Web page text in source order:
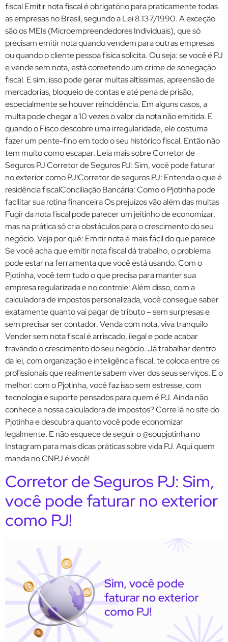
fiscal Emitir nota fiscal é obrigatório para praticamente todas
as empresas no Brasil, segundo a Lei 8.137/1990. A exceção
são os MEIs (Microempreendedores Individuais), que só
precisam emitir nota quando vendem para outras empresas
ou quando o cliente pessoa física solicita. Ou seja: se você é PJ
e vende sem nota, está cometendo um crime de sonegação
fiscal. E sim, isso pode gerar multas altíssimas, apreensão de
mercadorias, bloqueio de contas e até pena de prisão,
especialmente se houver reincidência. Em alguns casos, a
multa pode chegar a 10 vezes o valor da nota não emitida. E
quando o Fisco descobre uma irregularidade, ele costuma
fazer um pente-fino em todo o seu histórico fiscal. Então não
tem muito como escapar. Leia mais sobre Corretor de
Seguros PJ Corretor de Seguros PJ: Sim, você pode faturar
no exterior como PJ!Corretor de seguros PJ: Entenda o que é
residência fiscalConciliação Bancária: Como o Pjotinha pode
facilitar sua rotina financeira Os prejuízos vão além das multas
Fugir da nota fiscal pode parecer um jeitinho de economizar,
mas na prática só cria obstáculos para o crescimento do seu
negócio. Veja por quê: Emitir nota é mais fácil do que parece
Se você acha que emitir nota fiscal dá trabalho, o problema
pode estar na ferramenta que você está usando. Com o
Pjotinha, você tem tudo o que precisa para manter sua
empresa regularizada e no controle: Além disso, com a
calculadora de impostos personalizada, você consegue saber
exatamente quanto vai pagar de tributo – sem surpresas e
sem precisar ser contador. Venda com nota, viva tranquilo
Vender sem nota fiscal é arriscado, ilegal e pode acabar
travando o crescimento do seu negócio. Já trabalhar dentro
da lei, com organização e inteligência fiscal, te coloca entre os
profissionais que realmente sabem viver dos seus serviços. E o
melhor: com o Pjotinha, você faz isso sem estresse, com
tecnologia e suporte pensados para quem é PJ. Ainda não
conhece a nossa calculadora de impostos? Corre lá no site do
Pjotinha e descubra quanto você pode economizar
legalmente. E não esquece de seguir o @soupjotinha no
Instagram para mais dicas práticas sobre vida PJ. Aqui quem
manda no CNPJ é você!
Corretor de Seguros PJ: Sim,
você pode faturar no exterior
como PJ!